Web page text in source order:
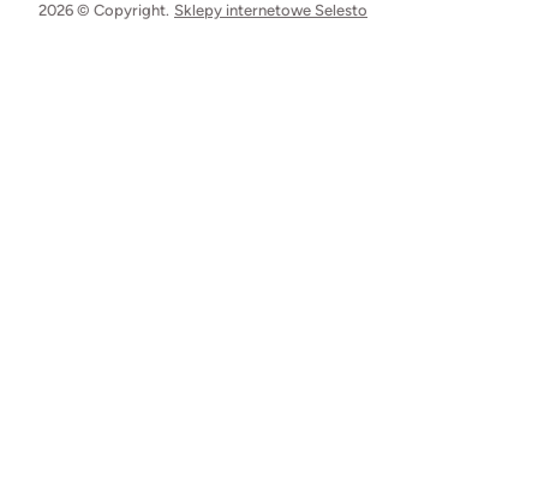
2026 © Copyright. Sklepy internetowe Selesto